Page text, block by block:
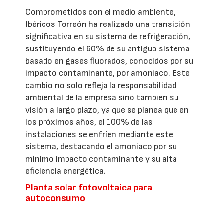
Comprometidos con el medio ambiente,
Ibéricos Torreón ha realizado una transición
significativa en su sistema de refrigeración,
sustituyendo el 60% de su antiguo sistema
basado en gases fluorados, conocidos por su
impacto contaminante, por amoniaco. Este
cambio no solo refleja la responsabilidad
ambiental de la empresa sino también su
visión a largo plazo, ya que se planea que en
los próximos años, el 100% de las
instalaciones se enfríen mediante este
sistema, destacando el amoniaco por su
mínimo impacto contaminante y su alta
eficiencia energética.
Planta solar fotovoltaica para
autoconsumo